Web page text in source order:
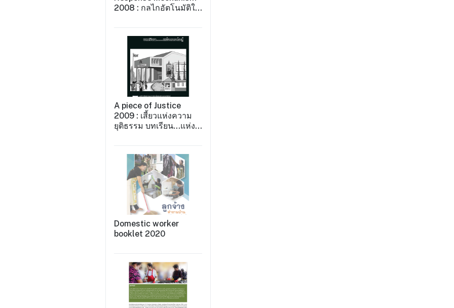
2008 : กลไกอัตโนมัติใน
แรงงานข้ามชาติหญิง
2008
A piece of Justice
2009 : เสี้ยวแห่งความ
ยุติธรรม บทเรียน...แห่ง
Domestic worker
booklet 2020